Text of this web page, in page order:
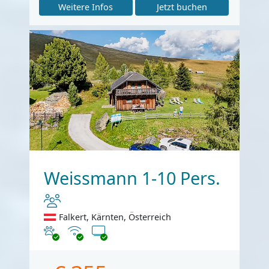
Weitere Infos
Jetzt buchen
Weissmann 1-10 Pers.
Falkert, Kärnten, Österreich
Haustiere erlaubt
InternetTV